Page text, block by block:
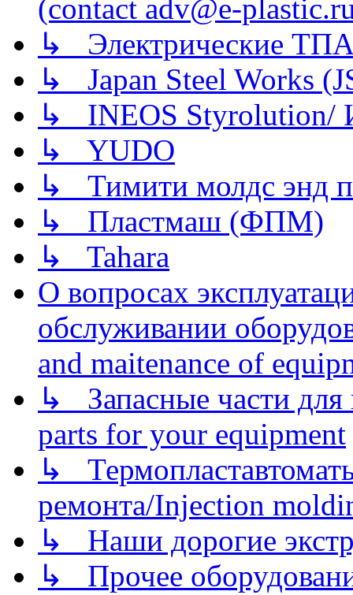
(contact adv@e-
↳ Электрические
↳ Japan Steel Works
↳ INEOS
↳ YUDO
↳ Тимити молдс энд
↳ Пластмаш (ФПМ)
↳ Tahara
О вопросах
обслуживании
and maitenance of
↳ Запасные части для
parts for your equipment
↳
ремонта/Injection
↳ Наши дорогие
↳ Прочее